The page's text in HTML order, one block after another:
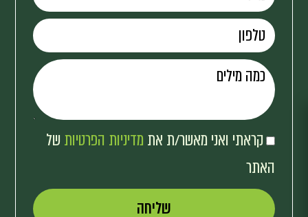
קראתי ואני מאשר/ת את מדיניות הפרטיות של
האתר
שליחה